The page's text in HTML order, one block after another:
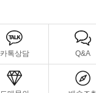
카톡상담 Q&A